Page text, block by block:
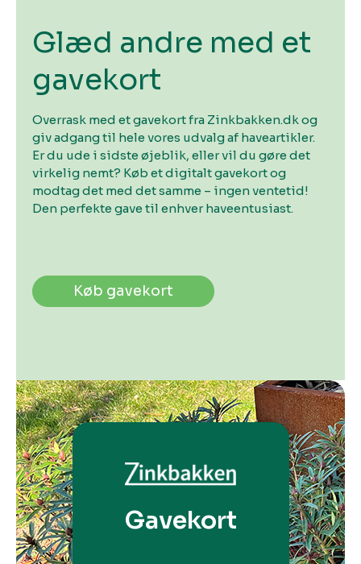
Glæd andre med et
gavekort
Overrask med et gavekort fra Zinkbakken.dk og
giv adgang til hele vores udvalg af haveartikler.
Er du ude i sidste øjeblik, eller vil du gøre det
virkelig nemt? Køb et digitalt gavekort og
modtag det med det samme – ingen ventetid!
Den perfekte gave til enhver haveentusiast.
Køb gavekort
Gavekort